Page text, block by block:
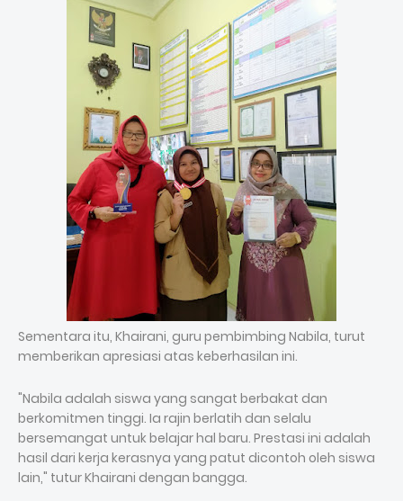
Sementara itu, Khairani, guru pembimbing Nabila, turut
memberikan apresiasi atas keberhasilan ini.
"Nabila adalah siswa yang sangat berbakat dan
berkomitmen tinggi. Ia rajin berlatih dan selalu
bersemangat untuk belajar hal baru. Prestasi ini adalah
hasil dari kerja kerasnya yang patut dicontoh oleh siswa
lain," tutur Khairani dengan bangga.